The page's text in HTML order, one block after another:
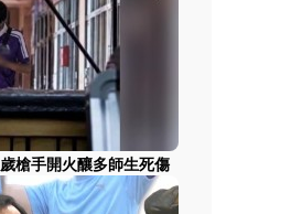
槍手開火釀多師生死傷